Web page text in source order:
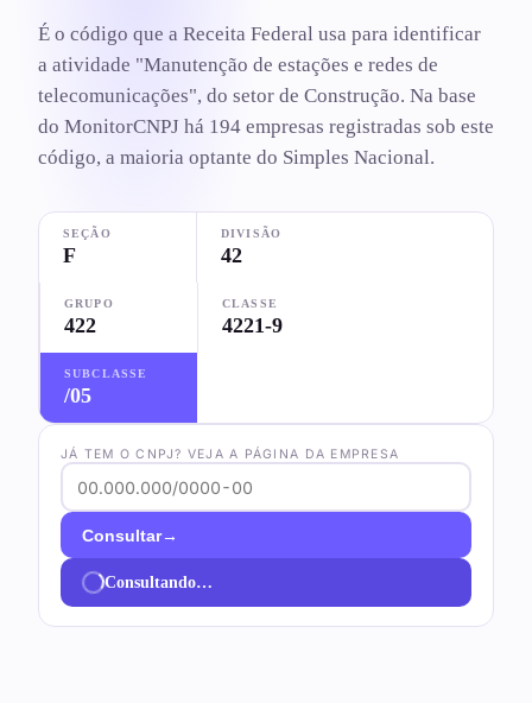
É o código que a Receita Federal usa para identificar
a atividade "Manutenção de estações e redes de
telecomunicações", do setor de Construção. Na base
do MonitorCNPJ há 194 empresas registradas sob este
código, a maioria optante do Simples Nacional.
SEÇÃO
F
DIVISÃO
42
GRUPO
422
CLASSE
4221-9
SUBCLASSE
/05
JÁ TEM O CNPJ? VEJA A PÁGINA DA EMPRESA
Consultar→
Consultando…